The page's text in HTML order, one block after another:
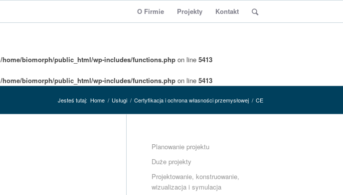
O Firmie Projekty Kontakt
/home/biomorph/public_html/wp-includes/functions.php on line 5413
/home/biomorph/public_html/wp-includes/functions.php on line 5413
Jesteś tutaj: Home / Usługi / Certyfikacja i ochrona własności przemysłowej / CE
Planowanie projektu
Duże projekty
Projektowanie, konstruowanie,
wizualizacja i symulacja